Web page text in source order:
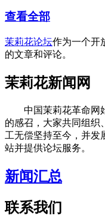
查看全部
茉莉花论坛作为一个开
的文章和评论。
茉莉花新闻网
中国茉莉花革命网始
的感召，大家共同组织
工无偿坚持至今，并发
站并提供论坛服务。
新闻汇总
联系我们